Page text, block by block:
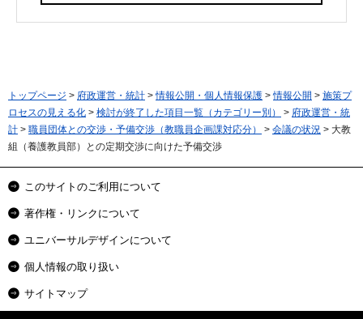
トップページ > 府政運営・統計 >情報公開・個人情報保護 >情報公開 > 施策プ
ロセスの見える化 > 検討が終了した項目一覧（カテゴリー別） > 府政運営・統
計 > 職員団体との交渉・予備交渉（教職員企画課対応分） > 会議の状況 > 大教
組（養護教員部）との定期交渉に向けた予備交渉
このサイトのご利用について
著作権・リンクについて
ユニバーサルデザインについて
個人情報の取り扱い
サイトマップ